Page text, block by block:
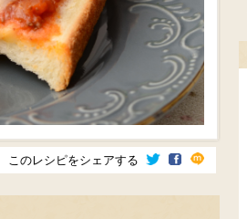
このレシピをシェアする